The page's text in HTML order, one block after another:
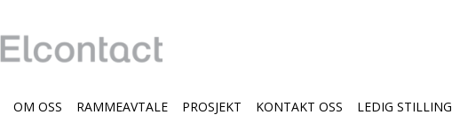
OM OSS RAMMEAVTALE PROSJEKT KONTAKT OSS LEDIG STILLING